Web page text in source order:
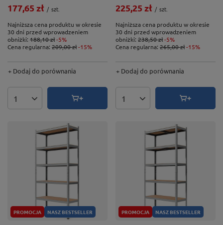
177,65 zł / szt.
Najniższa cena produktu w okresie
30 dni przed wprowadzeniem
obniżki: 188,10 zł-5%
Cena regularna: 209,00 zł-15%
+ Dodaj do porównania
Ilość produktów
225,25 zł / szt.
Najniższa cena produktu w okresie
30 dni przed wprowadzeniem
obniżki: 238,50 zł-5%
Cena regularna: 265,00 zł-15%
+ Dodaj do porównania
Ilość produktów
PROMOCJA NASZ BESTSELLER PROMOCJA NASZ BESTSELLER